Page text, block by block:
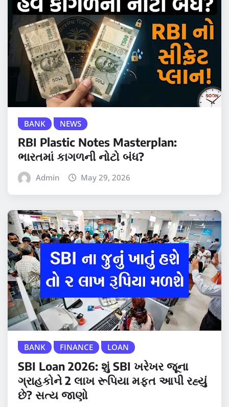
BANK NEWS
RBI Plastic Notes Masterplan:
ભારતમાં કાગળની નોટો બંધ?
Admin May 29, 2026
BANK FINANCE LOAN
SBI Loan 2026: શું SBI ખરેખર જૂના
ગ્રાહકોને 2 લાખ રૂપિયા મફત આપી રહ્યું
છે? સત્ય જાણો